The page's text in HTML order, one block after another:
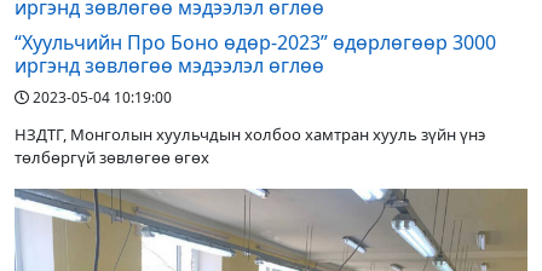
“Хуульчийн Про Боно өдөр-2023” өдөрлөгөөр 3000
иргэнд зөвлөгөө мэдээлэл өглөө
2023-05-04 10:19:00
НЗДТГ, Монголын хуульчдын холбоо хамтран хууль зүйн үнэ
төлбөргүй зөвлөгөө өгөх